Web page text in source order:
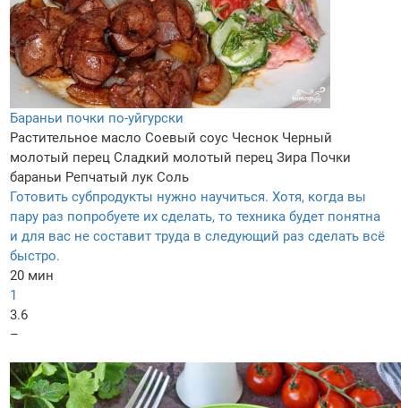
Бараньи почки по-уйгурски
Растительное масло Соевый соус Чеснок Черный
молотый перец Сладкий молотый перец Зира Почки
бараньи Репчатый лук Соль
Готовить субпродукты нужно научиться. Хотя, когда вы
пару раз попробуете их сделать, то техника будет понятна
и для вас не составит труда в следующий раз сделать всё
быстро.
20 мин
1
3.6
–